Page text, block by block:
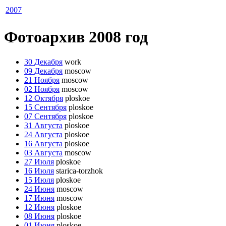
2007
Фотоархив 2008 год
30 Декабря work
09 Декабря moscow
21 Ноября moscow
02 Ноября moscow
12 Октября ploskoe
15 Сентября ploskoe
07 Сентября ploskoe
31 Августа ploskoe
24 Августа ploskoe
16 Августа ploskoe
03 Августа moscow
27 Июля ploskoe
16 Июля starica-torzhok
15 Июля ploskoe
24 Июня moscow
17 Июня moscow
12 Июня ploskoe
08 Июня ploskoe